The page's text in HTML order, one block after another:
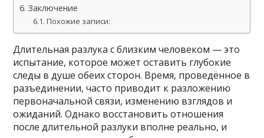
Заключение
Похожие записи:
Длительная разлука с близким человеком — это
испытание, которое может оставить глубокие
следы в душе обеих сторон. Время, проведённое в
разъединении, часто приводит к разложению
первоначальной связи, изменению взглядов и
ожиданий. Однако восстановить отношения
после длительной разлуки вполне реально, и